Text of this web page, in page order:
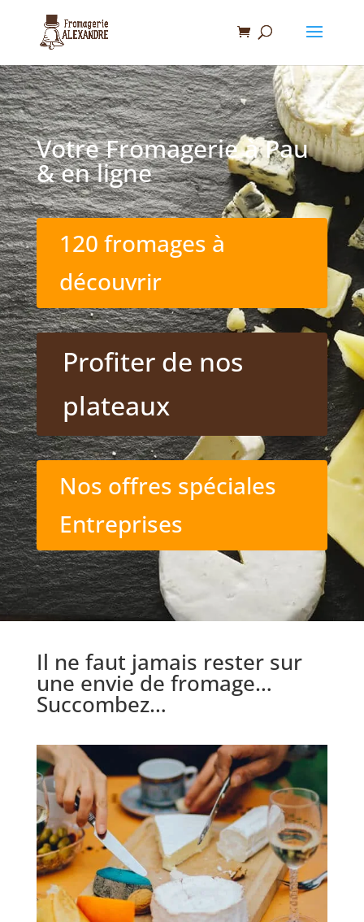
Votre Fromagerie à Pau
& en ligne
120 fromages à
découvrir
Profiter de nos
plateaux
Nos offres spéciales
Entreprises
Il ne faut jamais rester sur
une envie de fromage…
Succombez…